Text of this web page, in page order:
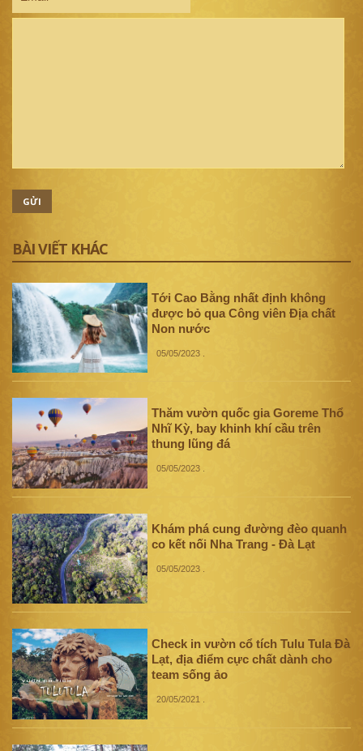
GỬI
BÀI VIẾT KHÁC
Tới Cao Bằng nhất định không
được bỏ qua Công viên Địa chất
Non nước
05/05/2023
Thăm vườn quốc gia Goreme Thổ
Nhĩ Kỳ, bay khinh khí cầu trên
thung lũng đá
05/05/2023
Khám phá cung đường đèo quanh
co kết nối Nha Trang - Đà Lạt
05/05/2023
Check in vườn cổ tích Tulu Tula Đà
Lạt, địa điểm cực chất dành cho
team sống ảo
20/05/2021